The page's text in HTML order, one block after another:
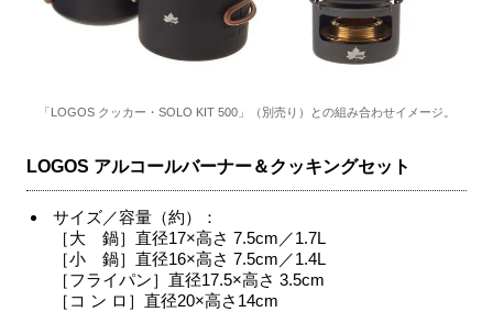
「LOGOS クッカー・SOLO KIT 500」（別売り）との組み合わせイメージ。
LOGOS アルコールバーナー＆クッキングセット
サイズ／容量（約）：
［大 鍋］直径17×高さ 7.5cm／1.7L
［小 鍋］直径16×高さ 7.5cm／1.4L
［フライパン］直径17.5×高さ 3.5cm
［コ ン ロ］直径20×高さ14cm